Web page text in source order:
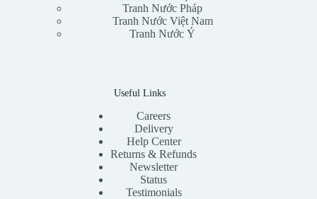
Tranh Nước Pháp
Tranh Nước Việt Nam
Tranh Nước Ý
Useful Links
Careers
Delivery
Help Center
Returns & Refunds
Newsletter
Status
Testimonials